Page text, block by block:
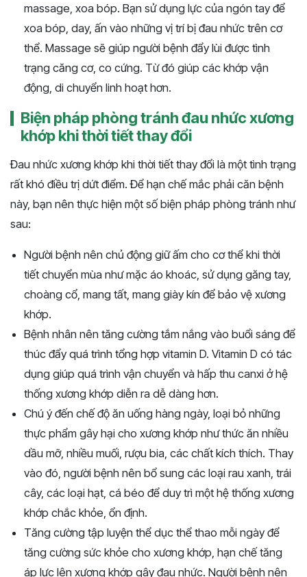
massage, xoa bóp. Bạn sử dụng lực của ngón tay để
xoa bóp, day, ấn vào những vị trí bị đau nhức trên cơ
thể. Massage sẽ giúp người bệnh đẩy lùi được tình
trạng căng cơ, co cứng. Từ đó giúp các khớp vận
động, di chuyển linh hoạt hơn.
Biện pháp phòng tránh đau nhức xương
khớp khi thời tiết thay đổi
Đau nhức xương khớp khi thời tiết thay đổi là một tình trạng
rất khó điều trị dứt điểm. Để hạn chế mắc phải căn bệnh
này, bạn nên thực hiện một số biện pháp phòng tránh như
sau:
Người bệnh nên chủ động giữ ấm cho cơ thể khi thời
tiết chuyển mùa như mặc áo khoác, sử dụng găng tay,
choàng cổ, mang tất, mang giày kín để bảo vệ xương
khớp.
Bệnh nhân nên tăng cường tắm nắng vào buổi sáng để
thúc đẩy quá trình tổng hợp vitamin D. Vitamin D có tác
dụng giúp quá trình vận chuyển và hấp thu canxi ở hệ
thống xương khớp diễn ra dễ dàng hơn.
Chú ý đến chế độ ăn uống hàng ngày, loại bỏ những
thực phẩm gây hại cho xương khớp như thức ăn nhiều
dầu mỡ, nhiều muối, rượu bia, các chất kích thích. Thay
vào đó, người bệnh nên bổ sung các loại rau xanh, trái
cây, các loại hạt, cá béo để duy trì một hệ thống xương
khớp chắc khỏe, ổn định.
Tăng cường tập luyện thể dục thể thao mỗi ngày để
tăng cường sức khỏe cho xương khớp, hạn chế tăng
áp lực lên xương khớp gây đau nhức. Người bệnh nên